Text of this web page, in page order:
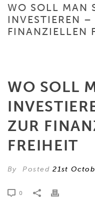
WO SOLL MAN
INVESTIEREN –
FINANZIELLEN
WO SOLL
ZUR
FREIHEIT
By Posted21st
0